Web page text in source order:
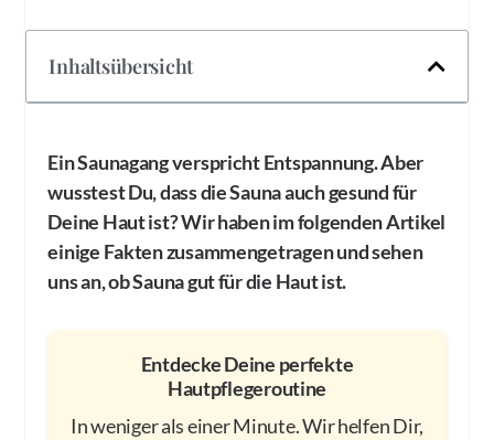
Inhaltsübersicht
Ein Saunagang verspricht Entspannung. Aber
wusstest Du, dass die Sauna auch gesund für
Deine Haut ist? Wir haben im folgenden Artikel
einige Fakten zusammengetragen und sehen
uns an, ob Sauna gut für die Haut ist.
Entdecke Deine perfekte
Hautpflegeroutine
In weniger als einer Minute. Wir helfen Dir,